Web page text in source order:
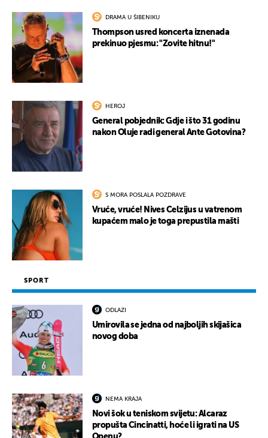
DRAMA U ŠIBENIKU
Thompson usred koncerta iznenada
prekinuo pjesmu: "Zovite hitnu!"
HEROJ
General pobjednik: Gdje i što 31 godinu
nakon Oluje radi general Ante Gotovina?
S MORA POSLALA POZDRAVE
Vruće, vruće! Nives Celzijus u vatrenom
kupaćem malo je toga prepustila mašti
SPORT
ODLAZI
Umirovila se jedna od najboljih skijašica
novog doba
NEMA KRAJA
Novi šok u teniskom svijetu: Alcaraz
propušta Cincinatti, hoće li igrati na US